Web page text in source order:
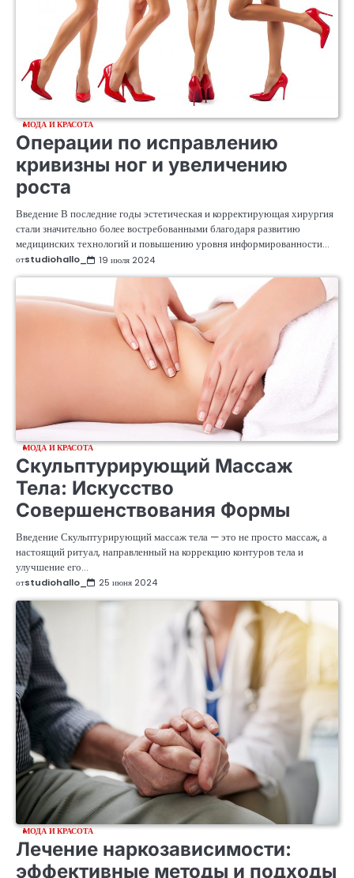
МОДА И КРАСОТА
Операции по исправлению
кривизны ног и увеличению
роста
Введение В последние годы эстетическая и корректирующая хирургия
стали значительно более востребованными благодаря развитию
медицинских технологий и повышению уровня информированности…
отstudiohallo_ 19 июля 2024
МОДА И КРАСОТА
Скульптурирующий Массаж
Тела: Искусство
Совершенствования Формы
Введение Скульптурирующий массаж тела — это не просто массаж, а
настоящий ритуал, направленный на коррекцию контуров тела и
улучшение его…
отstudiohallo_ 25 июня 2024
МОДА И КРАСОТА
Лечение наркозависимости:
эффективные методы и подходы